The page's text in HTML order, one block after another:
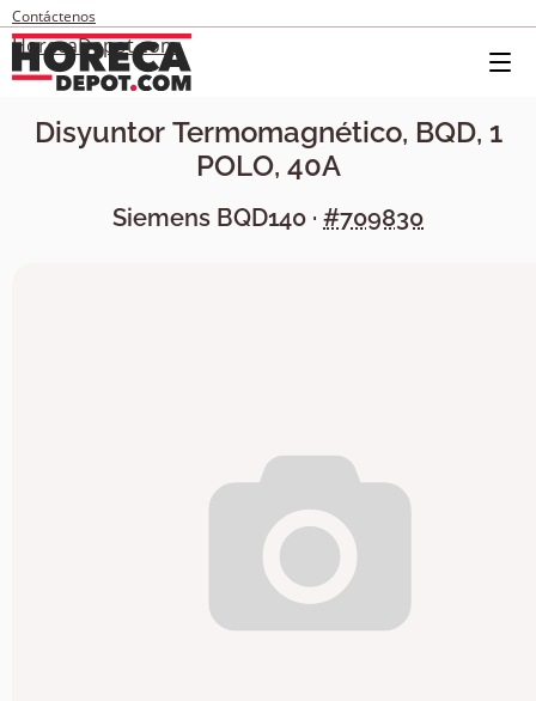
Contáctenos
HorecaDepot.com
Disyuntor Termomagnético, BQD, 1
POLO, 40A
Siemens BQD140 · #709830